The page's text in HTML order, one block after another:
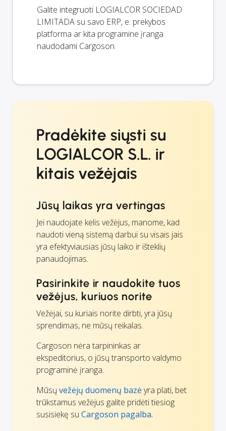
Galite integruoti LOGIALCOR SOCIEDAD
LIMITADA su savo ERP, e. prekybos
platforma ar kita programine įranga
naudodami Cargoson.
Pradėkite siųsti su
LOGIALCOR S.L. ir
kitais vežėjais
Jūsų laikas yra vertingas
Jei naudojate kelis vežėjus, manome, kad
naudoti vieną sistemą darbui su visais jais
yra efektyviausias jūsų laiko ir išteklių
panaudojimas.
Pasirinkite ir naudokite tuos
vežėjus, kuriuos norite
Vežėjai, su kuriais norite dirbti, yra jūsų
sprendimas, ne mūsų reikalas.
Cargoson nėra tarpininkas ar
ekspeditorius, o jūsų transporto valdymo
programinė įranga.
Mūsų vežėjų duomenų bazėyra plati, bet
trūkstamus vežėjus galite pridėti tiesiog
susisiekę su Cargoson pagalba.